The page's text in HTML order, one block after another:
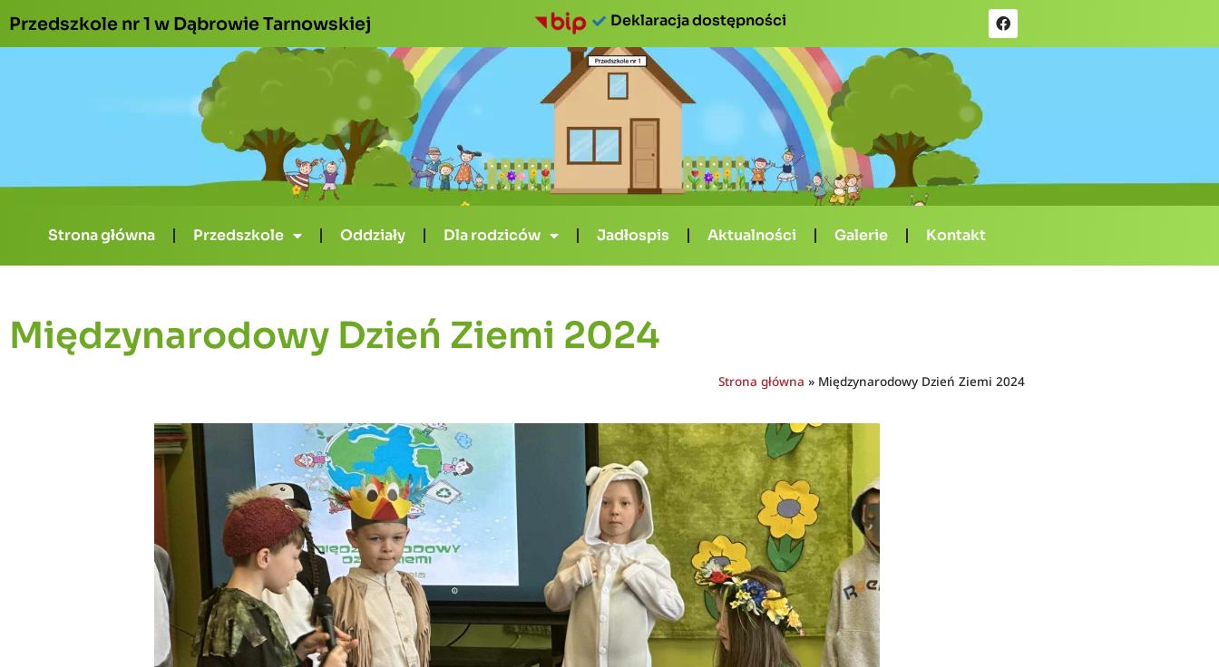
Przedszkole nr 1 w Dąbrowie Tarnowskiej Deklaracja dostępności
Strona główna Przedszkole Oddziały Dla rodziców Jadłospis Aktualności Galerie Kontakt
Międzynarodowy Dzień Ziemi 2024
Strona główna » Międzynarodowy Dzień Ziemi 2024